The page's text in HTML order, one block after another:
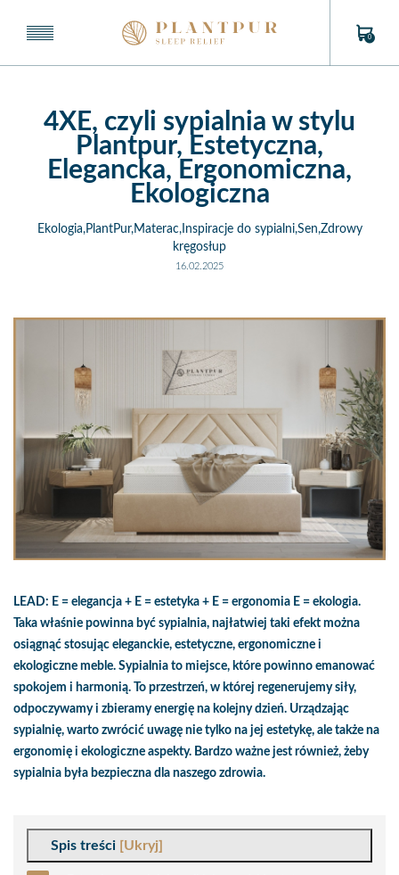
0
4XE, czyli sypialnia w stylu
Plantpur, Estetyczna,
Elegancka, Ergonomiczna,
Ekologiczna
Ekologia,PlantPur,Materac,Inspiracje do sypialni,Sen,Zdrowy
kręgosłup
16.02.2025
LEAD: E = elegancja + E = estetyka + E = ergonomia E = ekologia.
Taka właśnie powinna być sypialnia, najłatwiej taki efekt można
osiągnąć stosując eleganckie, estetyczne, ergonomiczne i
ekologiczne meble. Sypialnia to miejsce, które powinno emanować
spokojem i harmonią. To przestrzeń, w której regenerujemy siły,
odpoczywamy i zbieramy energię na kolejny dzień. Urządzając
sypialnię, warto zwrócić uwagę nie tylko na jej estetykę, ale także na
ergonomię i ekologiczne aspekty. Bardzo ważne jest również, żeby
sypialnia była bezpieczna dla naszego zdrowia.
Spis treści [Ukryj]